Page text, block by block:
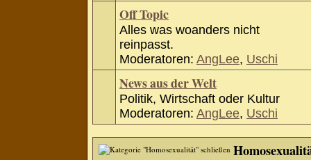
Off Topic
Alles was woanders nicht
reinpasst.
Moderatoren: AngLee, Uschi
News aus der Welt
Politik, Wirtschaft oder Kultur
Moderatoren: AngLee, Uschi